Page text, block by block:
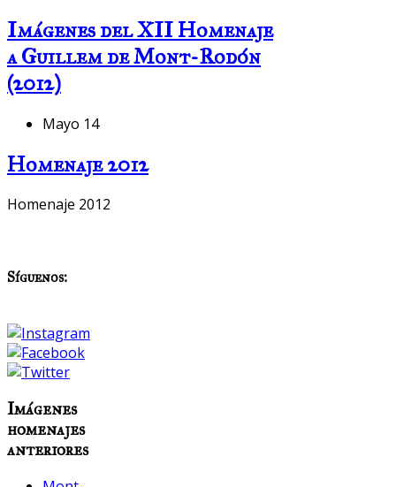
Imágenes del XII Homenaje
a Guillem de Mont-Rodón
(2012)
Mayo 14
Homenaje 2012
Homenaje 2012
Síguenos:
Imágenes
homenajes
anteriores